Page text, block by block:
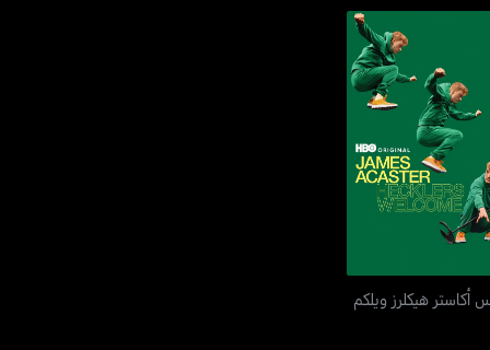
أكاستر هيكلرز ويلكم
أكاستر هيكلرز ويلكم